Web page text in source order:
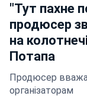
"Тут пахне
продюсер
на
Потапа
Продюсер
організаторам